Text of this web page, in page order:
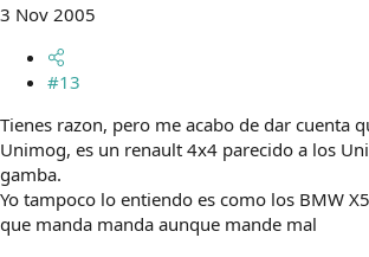
3 Nov 2005
#13
Tienes razon, pero me acabo de dar cuenta
Unimog, es un renault 4x4 parecido a los
gamba.
Yo tampoco lo entiendo es como los BMW
que manda manda aunque mande mal